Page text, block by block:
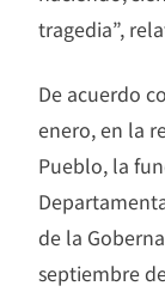
tragedia”,
De acuerdo
enero, en la
Pueblo, la
de la
septiembre